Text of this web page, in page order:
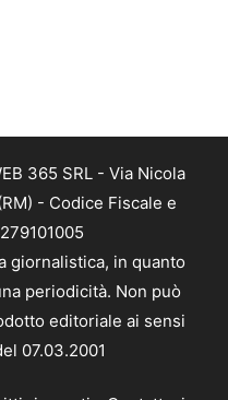
365 SRL - Via Nicola
- Codice Fiscale e
giornalistica, in quanto
periodicità. Non può
editoriale ai sensi
07.03.2001